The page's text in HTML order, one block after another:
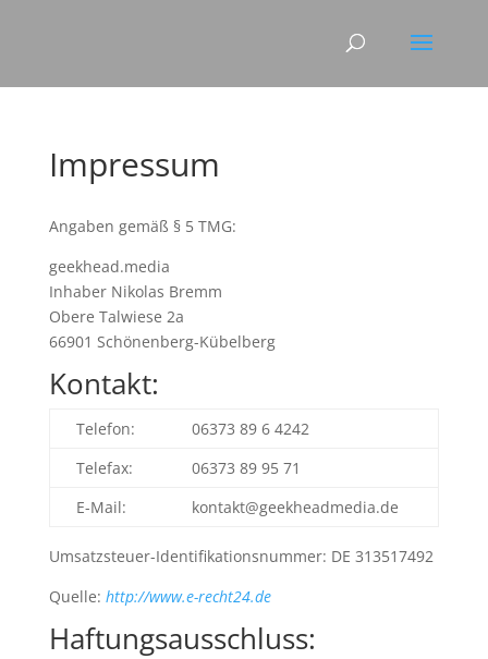
Impressum
Angaben gemäß § 5 TMG:
geekhead.media
Inhaber Nikolas Bremm
Obere Talwiese 2a
66901 Schönenberg-Kübelberg
Kontakt:
Telefon:
06373 89 6 4242
Telefax:
06373 89 95 71
E-Mail:
kontakt@geekheadmedia.de
Umsatzsteuer-Identifikationsnummer: DE 313517492
Quelle: http://www.e-recht24.de
Haftungsausschluss: